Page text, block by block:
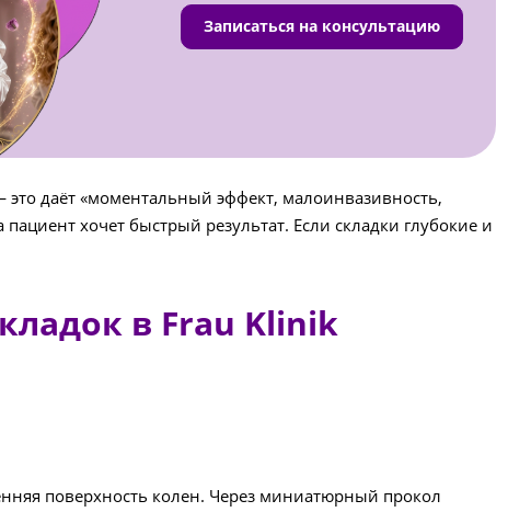
Записаться на консультацию
даёт «моментальный эффект, малоинвазивность,
хочет быстрый результат. Если складки глубокие и
в Frau Klinik
поверхность колен. Через миниатюрный прокол